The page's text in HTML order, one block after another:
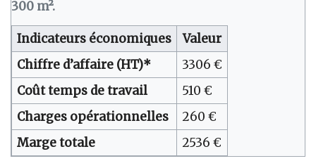
300 m².
Indicateurs économiques
Valeur
Chiffre d’affaire (HT)*
3306 €
Coût temps de travail
510 €
Charges opérationnelles
260 €
Marge totale
2536 €